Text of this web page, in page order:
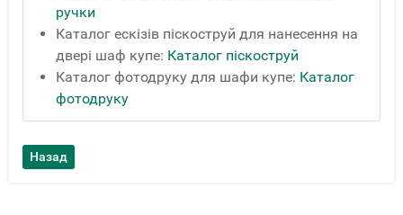
ручки
Каталог ескізів піскоструй для нанесення на
двері шаф купе: Каталог піскоструй
Каталог фотодруку для шафи купе: Каталог
фотодруку